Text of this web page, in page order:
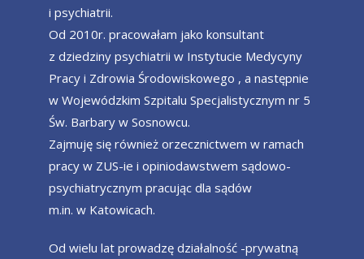
i psychiatrii.
Od 2010r. pracowałam jako konsultant
z dziedziny psychiatrii w Instytucie Medycyny
Pracy i Zdrowia Środowiskowego , a następnie
w Wojewódzkim Szpitalu Specjalistycznym nr 5
Św. Barbary w Sosnowcu.
Zajmuję się również orzecznictwem w ramach
pracy w ZUS-ie i opiniodawstwem sądowo-
psychiatrycznym pracując dla sądów
m.in. w Katowicach.
Od wielu lat prowadzę działalność -prywatną